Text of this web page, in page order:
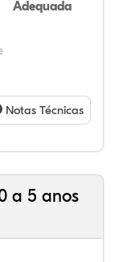
Adequada
Notas Técnicas
a 5 anos